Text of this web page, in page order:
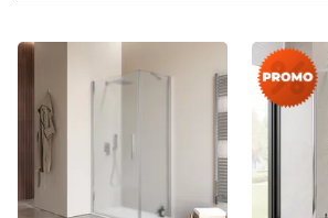
Esterna| A muro
Deviatore
2 Vie
Materiale
Ottone